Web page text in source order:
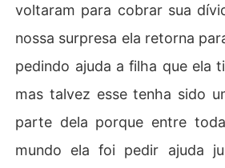
voltaram para cobrar sua
nossa surpresa ela retorna
pedindo ajuda a filha que ela
mas talvez esse tenha sido
parte dela porque entre
mundo ela foi pedir ajuda